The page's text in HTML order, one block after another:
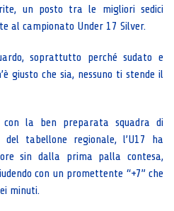
un posto tra le migliori sedici
al campionato Under 17 Silver.
soprattutto perché sudato e
giusto che sia, nessuno ti stende il
con la ben preparata squadra di
del tabellone regionale, l’U17 ha
sin dalla prima palla contesa,
con un promettente “+7” che
minuti.